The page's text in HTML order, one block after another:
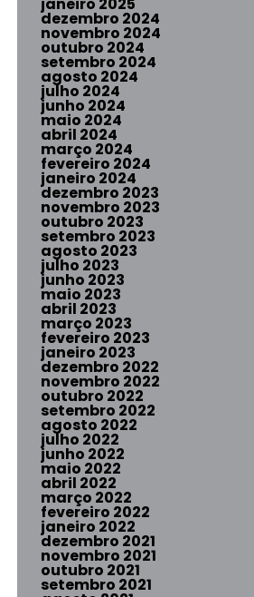
dezembro 2024
novembro 2024
outubro 2024
setembro 2024
agosto 2024
julho 2024
junho 2024
maio 2024
abril 2024
março 2024
fevereiro 2024
janeiro 2024
dezembro 2023
novembro 2023
outubro 2023
setembro 2023
agosto 2023
julho 2023
junho 2023
maio 2023
abril 2023
março 2023
fevereiro 2023
janeiro 2023
dezembro 2022
novembro 2022
outubro 2022
setembro 2022
agosto 2022
julho 2022
junho 2022
maio 2022
abril 2022
março 2022
fevereiro 2022
janeiro 2022
dezembro 2021
novembro 2021
outubro 2021
setembro 2021